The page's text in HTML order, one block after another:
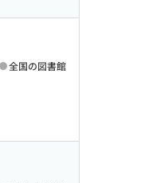
全国の図書館